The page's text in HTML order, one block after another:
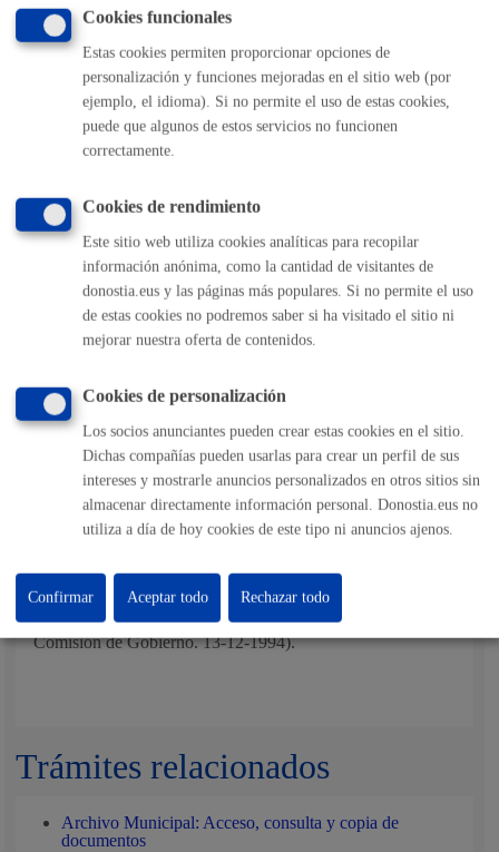
Normativa
Decreto 232/2000, De 21 De Noviembre, Por El Que
Se Aprueban El Reglamento De Los Servicios De
Archivo Y Las Normas Reguladoras Del Patrimonio
Documental Del País Vasco
Ley 39/2015, De 1 De Octubre, Del Procedimiento
Administrativo Común De Las Administraciones
Públicas (Texto Consolidado Con Sus Modficaciones
Ley 7/1990, De 3 De Julio, De Patrimonio Cultural
Vasco
Real Decreto 1720/2007 Por El Que Se Aprueba El
Reglamento Que Desarrolla La Ley Orgánica 15/1999
De Protección De Datos De Carácter Personal
Autónoma Del País Vasco.
Real Decreto Legislativo 1/1996, De 12 De Abril, Por
El Que Se Aprueba El Texto Refundido De La Ley De
Propiedad Intelectual, Regularizando, Aclarando Y
Armonizando Las Disposiciones Legales Vigentes
Sobre La Materia.
Ley 37/2007, Sobre Reutilización De La Información
Del Sector Público
Funcionamiento del Sistema Municipal de Archivo
(aprobado por la Alcaldía, previa deliberación por la
Comisión de Gobierno. 13-12-1994).
Trámites relacionados
Archivo Municipal: Acceso, consulta y copia de
documentos
Cookies funcionales
Estas cookies permiten proporcionar opciones de
personalización y funciones mejoradas en el sitio web (por
ejemplo, el idioma). Si no permite el uso de estas cookies,
puede que algunos de estos servicios no funcionen
correctamente.
Cookies de rendimiento
Este sitio web utiliza cookies analíticas para recopilar
información anónima, como la cantidad de visitantes de
donostia.eus y las páginas más populares. Si no permite el uso
de estas cookies no podremos saber si ha visitado el sitio ni
mejorar nuestra oferta de contenidos.
Cookies de personalización
Los socios anunciantes pueden crear estas cookies en el sitio.
Dichas compañías pueden usarlas para crear un perfil de sus
intereses y mostrarle anuncios personalizados en otros sitios sin
almacenar directamente información personal. Donostia.eus no
utiliza a día de hoy cookies de este tipo ni anuncios ajenos.
Rechazar todo
Confirmar Aceptar todo